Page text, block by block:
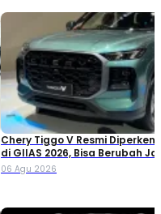
Chery Tiggo V Resmi
di GIIAS 2026, Bisa Berubah
Double Cabin
06 Agu 2026